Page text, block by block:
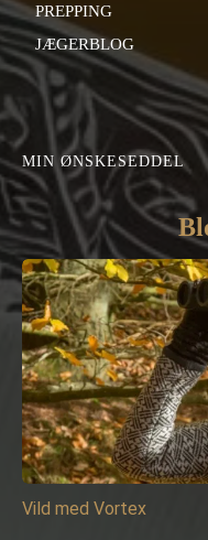
PREPPING
JÆGERBLOG
MIN ØNSKESEDDEL
Vild med Vortex